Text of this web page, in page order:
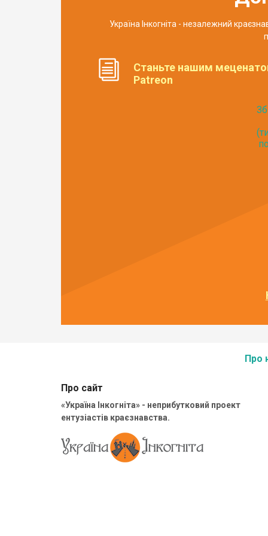
Україна Інкогніта - незалежний
Станьте нашим
Patreon
Про
Про сайт
«Україна Інкогніта» - неприбутковий проект
ентузіастів краєзнавства.